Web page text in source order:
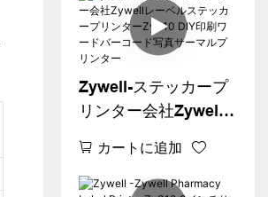
Zywell-ステッカープ
リンター会社Zywell
プリンターZy310 DIY
印刷ワードバーコー
カートに追加